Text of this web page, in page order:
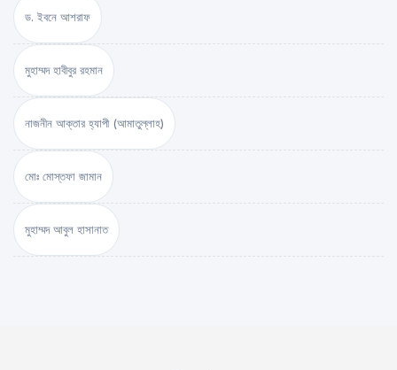
ড. ইবনে আশরাফ
মুহাম্মদ হাবীবুর রহমান
নাজনীন আক্তার হ্যাপী (আমাতুল্লাহ)
মোঃ মোস্তফা জামান
মুহাম্মদ আবুল হাসানাত